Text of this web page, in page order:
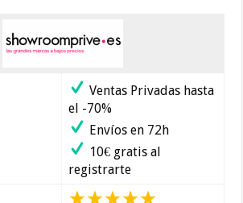
Ventas Privadas hasta
el -70%
Envíos en 72h
10€ gratis al
registrarte